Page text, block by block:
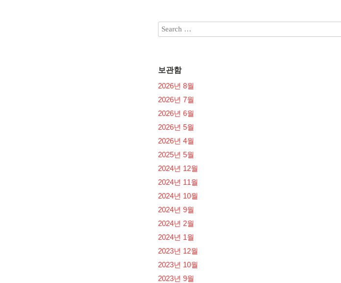
보관함
2026년 8월
2026년 7월
2026년 6월
2026년 5월
2026년 4월
2025년 5월
2024년 12월
2024년 11월
2024년 10월
2024년 9월
2024년 2월
2024년 1월
2023년 12월
2023년 10월
2023년 9월